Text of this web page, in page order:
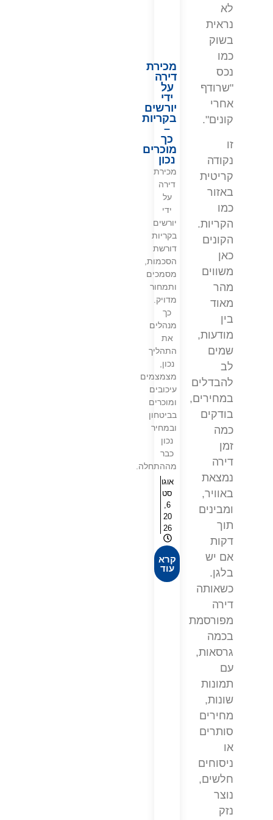
לא
נראית
בשוק
כמו
נכס
"שרודף
אחרי
קונים".
זו
נקודה
קריטית
באזור
כמו
הקריות.
הקונים
כאן
משווים
מהר
מאוד
בין
מודעות,
שמים
לב
להבדלים
במחירים,
בודקים
כמה
זמן
דירה
נמצאת
באוויר,
ומבינים
תוך
דקות
אם יש
בלגן.
כשאותה
דירה
מפורסמת
בכמה
גרסאות,
עם
תמונות
שונות,
מחירים
סותרים
או
ניסוחים
חלשים,
נוצר
נזק
מכירת
דירה
על
ידי
יורשים
בקריות
–
כך
מוכרים
נכון
מכירת
דירה
על
ידי
יורשים
בקריות
דורשת
הסכמות,
מסמכים
ותמחור
מדויק.
כך
מנהלים
את
התהליך
נכון,
מצמצמים
עיכובים
ומוכרים
בביטחון
ובמחיר
נכון
כבר
מההתחלה.
אוגו
סט
6,
20
26
קרא
עוד